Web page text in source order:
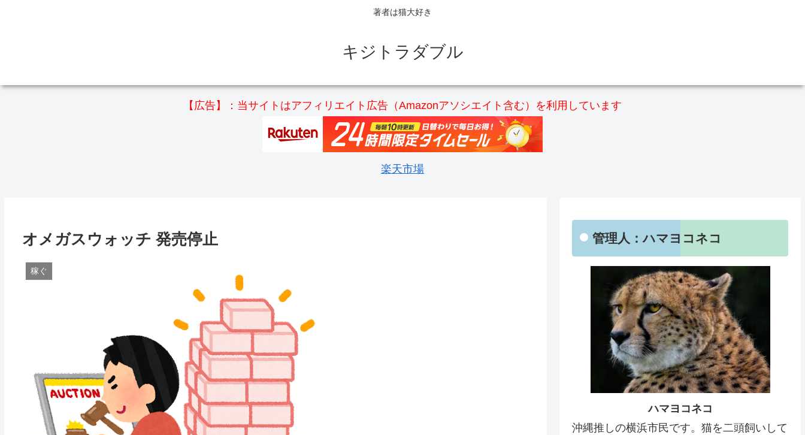
著者は猫大好き
キジトラダブル
【広告】：当サイトはアフィリエイト広告（Amazonアソシエイト含む）を利用しています
楽天市場
オメガスウォッチ 発売停止
稼ぐ
管理人：ハマヨコネコ
ハマヨコネコ
沖縄推しの横浜市民です。猫を二頭飼いして